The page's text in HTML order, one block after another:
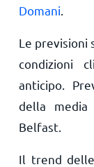
Domani
Le previsioni
condizioni
anticipo.
della
Belfast.
Il trend